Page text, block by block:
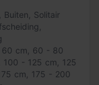
van de
hagen en bomen
keer per jaar te
de tweede vóór
Buiten
Solitair
cm
60 - 80
100 - 125 cm
125
cm
175 - 200